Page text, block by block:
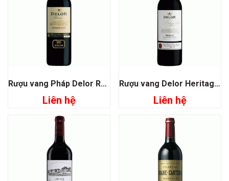
Rượu vang Pháp Delor Reserve Bordeaux
Liên hệ
Rượu vang Delor Heritage 1864 Medoc
Liên hệ